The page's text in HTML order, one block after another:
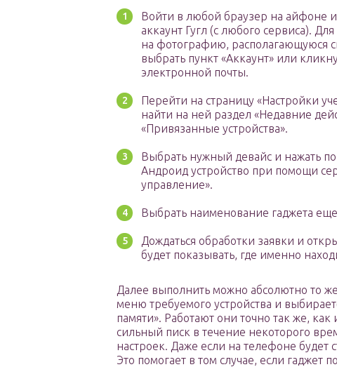
Войти в любой браузер на айфоне
аккаунт Гугл (с любого сервиса).
на фотографию, располагающуюся
выбрать пункт «Аккаунт» или
электронной почты.
Перейти на страницу «Настройки
найти на ней раздел «Недавние
«Привязанные устройства».
Выбрать нужный девайс и нажать
Андроид устройство при помощи
управление».
Выбрать наименование гаджета
Дождаться обработки заявки и
будет показывать, где именно
Далее выполнить можно абсолютно то
меню требуемого устройства и
памяти». Работают они точно так же,
сильный писк в течение некоторого
настроек. Даже если на телефоне будет
Это помогает в том случае, если гаджет